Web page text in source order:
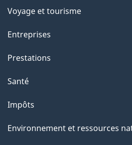
Voyage et tourisme
Entreprises
Prestations
Santé
Impôts
Environnement et ressources